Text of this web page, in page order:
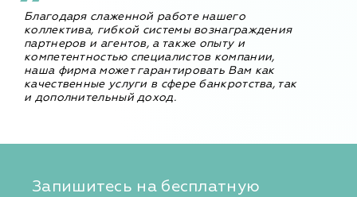
Благодаря слаженной работе нашего
коллектива, гибкой системы вознаграждения
партнеров и агентов, а также опыту и
компетентностью специалистов компании,
наша фирма может гарантировать Вам как
качественные услуги в сфере банкротства, так
и дополнительный доход.
Запишитесь на бесплатную